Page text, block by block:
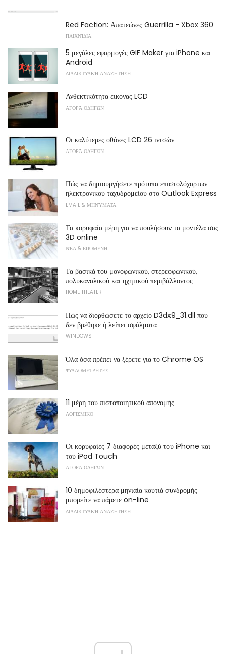
Red Faction: Απατεώνες Guerrilla - Xbox 360
ΠΑΙΧΝΊΔΙΑ
5 μεγάλες εφαρμογές GIF Maker για iPhone και
Android
ΔΙΑΔΙΚΤΥΑΚΉ ΑΝΑΖΉΤΗΣΗ
Ανθεκτικότητα εικόνας LCD
ΑΓΟΡΆ ΟΔΗΓΏΝ
Οι καλύτερες οθόνες LCD 26 ιντσών
ΑΓΟΡΆ ΟΔΗΓΏΝ
Πώς να δημιουργήσετε πρότυπα επιστολόχαρτων
ηλεκτρονικού ταχυδρομείου στο Outlook Express
EMAIL & ΜΗΝΎΜΑΤΑ
Τα κορυφαία μέρη για να πουλήσουν τα μοντέλα σας
3D online
ΝΈΑ & ΕΠΌΜΕΝΗ
Τα βασικά του μονοφωνικού, στερεοφωνικού,
πολυκαναλικού και ηχητικού περιβάλλοντος
HOME THEATER
Πώς να διορθώσετε το αρχείο D3dx9_31.dll που
δεν βρέθηκε ή λείπει σφάλματα
WINDOWS
Όλα όσα πρέπει να ξέρετε για το Chrome OS
ΦΥΛΛΟΜΕΤΡΗΤΈΣ
11 μέρη του πιστοποιητικού απονομής
ΛΟΓΙΣΜΙΚΌ
Οι κορυφαίες 7 διαφορές μεταξύ του iPhone και
του iPod Touch
ΑΓΟΡΆ ΟΔΗΓΏΝ
10 δημοφιλέστερα μηνιαία κουτιά συνδρομής
μπορείτε να πάρετε on-line
ΔΙΑΔΙΚΤΥΑΚΉ ΑΝΑΖΉΤΗΣΗ